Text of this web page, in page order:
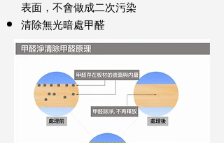
表面，不會做成二次污染
清除無光暗處甲醛